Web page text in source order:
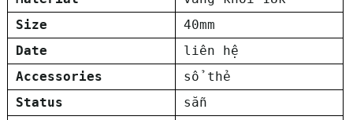
Size
40mm
Date
liên hệ
Accessories
sổ thẻ
Status
sẵn